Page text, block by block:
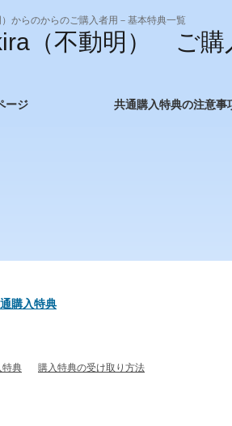
からのからのご購入者用－基本特典一覧
（不動明） ご購
購入特典
特典 購入特典の受け取り方法
ージ 共通購入特典の注意事